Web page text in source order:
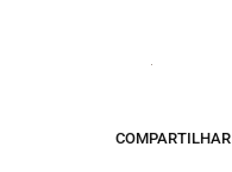
COMPARTILHAR